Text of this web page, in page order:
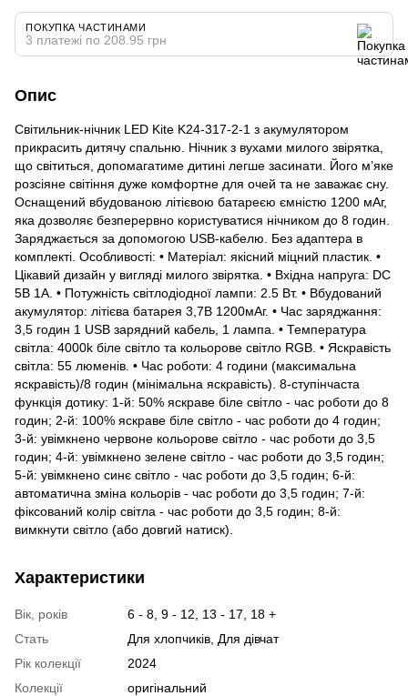
ПОКУПКА ЧАСТИНАМИ
3 платежі по 208.95 грн
Опис
Світильник-нічник LED Kite K24-317-2-1 з акумулятором
прикрасить дитячу спальню. Нічник з вухами милого звірятка,
що світиться, допомагатиме дитині легше засинати. Його м’яке
розсіяне світіння дуже комфортне для очей та не заважає сну.
Оснащений вбудованою літієвою батареєю ємністю 1200 мАг,
яка дозволяє безперервно користуватися нічником до 8 годин.
Заряджається за допомогою USB-кабелю. Без адаптера в
комплекті. Особливості: • Матеріал: якісний міцний пластик. •
Цікавий дизайн у вигляді милого звірятка. • Вхідна напруга: DC
5B 1A. • Потужність світлодіодної лампи: 2.5 Вт. • Вбудований
акумулятор: літієва батарея 3,7В 1200мАг. • Час заряджання:
3,5 годин 1 USB зарядний кабель, 1 лампа. • Температура
світла: 4000k біле світло та кольорове світло RGB. • Яскравість
світла: 55 люменів. • Час роботи: 4 години (максимальна
яскравість)/8 годин (мінімальна яскравість). 8-ступінчаста
функція дотику: 1-й: 50% яскраве біле світло - час роботи до 8
годин; 2-й: 100% яскраве біле світло - час роботи до 4 годин;
3-й: увімкнено червоне кольорове світло - час роботи до 3,5
годин; 4-й: увімкнено зелене світло - час роботи до 3,5 годин;
5-й: увімкнено синє світло - час роботи до 3,5 годин; 6-й:
автоматична зміна кольорів - час роботи до 3,5 годин; 7-й:
фіксований колір світла - час роботи до 3,5 годин; 8-й:
вимкнути світло (або довгий натиск).
Характеристики
Вік, років
6 - 8, 9 - 12, 13 - 17, 18 +
Стать
Для хлопчиків, Для дівчат
Рік колекції
2024
Колекції
оригінальний